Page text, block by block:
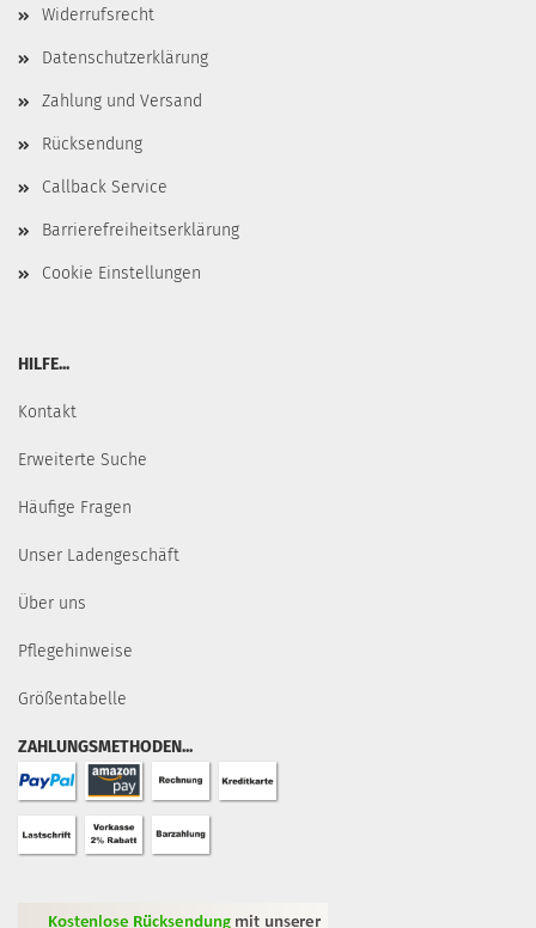
Widerrufsrecht
Datenschutzerklärung
Zahlung und Versand
Rücksendung
Callback Service
Barrierefreiheitserklärung
Cookie Einstellungen
HILFE...
Kontakt
Erweiterte Suche
Häufige Fragen
Unser Ladengeschäft
Über uns
Pflegehinweise
Größentabelle
ZAHLUNGSMETHODEN...